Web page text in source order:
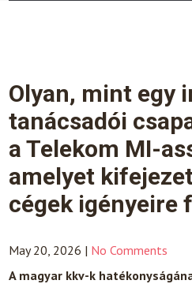
Olyan, mint egy
tanácsadói
a Telekom MI-
amelyet
cégek igényeire
May 20, 2026 | No Comments
A magyar kkv-k